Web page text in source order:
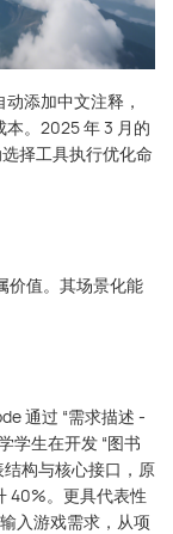
添加中文注释，
。2025 年 3 月的
择工具执行优化命
价值。其场景化能
通过 “需求描述 -
学生在开发 “图书
结构与核心接口，原
40%。更具代表性
入游戏需求，从项